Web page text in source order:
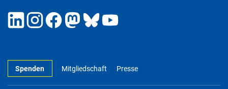
Spenden Mitgliedschaft Presse